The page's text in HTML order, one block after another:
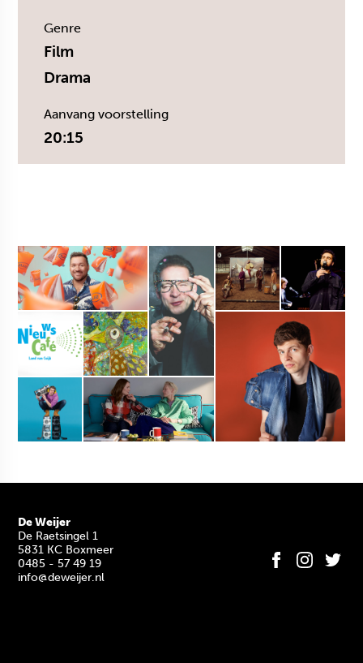
Genre
Film
Drama
Aanvang voorstelling
20:15
De Weijer
De Raetsingel 1
5831 KC Boxmeer
0485 - 57 49 19
info@deweijer.nl